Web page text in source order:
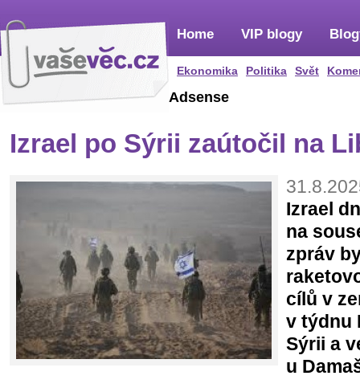
Home
Ekonomika Politika Svět
VIP blogy
Adsense
Izrael po Sýrii zaútočil na
Izrael
na
zpráv
cílů v
v týdnu
Sýrii a
u